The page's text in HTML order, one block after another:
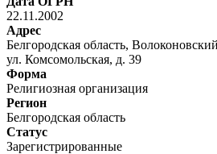
22.11.2002
Адрес
Белгородская область,
ул. Комсомольская, д. 39
Форма
Религиозная организация
Регион
Белгородская область
Статус
Зарегистрированные